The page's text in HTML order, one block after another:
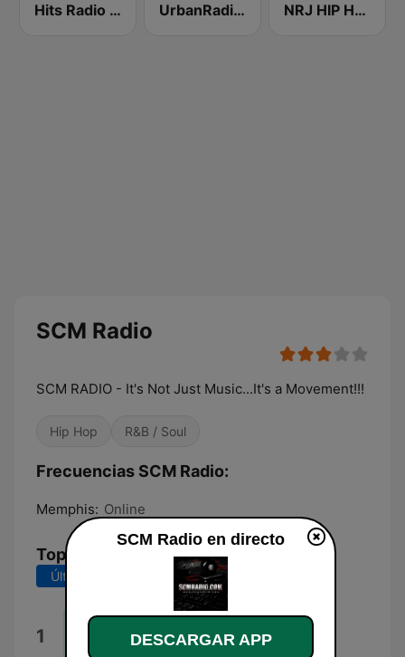
Hits Radio Hip Hop / RnB UrbanRadio - Hip Hop & RnB NRJ HIP HOP RNB HITS
SCM Radio
SCM RADIO - It's Not Just Music...It's a Movement!!!
Hip Hop R&B / Soul
Frecuencias SCM Radio:
Memphis: Online
Top Canciones
Últimos 7 días Últimos 30 días
1 Shley
SCM Radio en directo
DESCARGAR APP